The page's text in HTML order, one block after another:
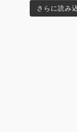
さらに読み